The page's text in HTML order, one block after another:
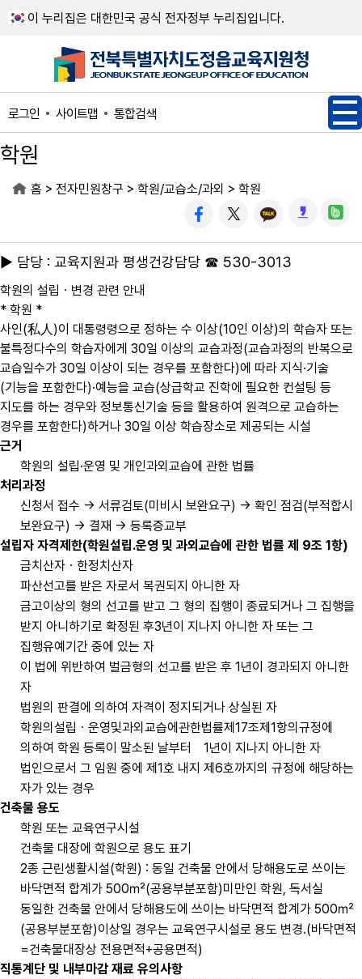
이 누리집은 대한민국 공식 전자정부 누리집입니다.
로그인 사이트맵 통합검색
학원
홈 > 전자민원창구 > 학원/교습소/과외 > 학원
▶ 담당 : 교육지원과 평생건강담당 ☎ 530-3013
학원의 설립ㆍ변경 관련 안내
* 학원 *
사인(私人)이 대통령령으로 정하는 수 이상(10인 이상)의 학습자 또는
불특정다수의 학습자에게 30일 이상의 교습과정(교습과정의 반복으로
교습일수가 30일 이상이 되는 경우를 포함한다)에 따라 지식·기술
(기능을 포함한다)·예능을 교습(상급학교 진학에 필요한 컨설팅 등
지도를 하는 경우와 정보통신기술 등을 활용하여 원격으로 교습하는
경우를 포함한다)하거나 30일 이상 학습장소로 제공되는 시설
근거
학원의 설립·운영 및 개인과외교습에 관한 법률
처리과정
신청서 접수 → 서류검토(미비시 보완요구) → 확인 점검(부적합시
보완요구) → 결재 → 등록증교부
설립자 자격제한(학원설립.운영 및 과외교습에 관한 법률 제 9조 1항)
금치산자ㆍ한정치산자
파산선고를 받은 자로서 복권되지 아니한 자
금고이상의 형의 선고를 받고 그 형의 집행이 종료되거나 그 집행을
받지 아니하기로 확정된 후3년이 지나지 아니한 자 또는 그
집행유예기간 중에 있는 자
이 법에 위반하여 벌금형의 선고를 받은 후 1년이 경과되지 아니한
자
법원의 판결에 의하여 자격이 정지되거나 상실된 자
학원의설립ㆍ운영및과외교습에관한법률제17조제1항의규정에
의하여 학원 등록이 말소된 날부터 1년이 지나지 아니한 자
법인으로서 그 임원 중에 제1호 내지 제6호까지의 규정에 해당하는
자가 있는 경우
건축물 용도
학원 또는 교육연구시설
건축물 대장에 학원으로 용도 표기
2종 근린생활시설(학원) : 동일 건축물 안에서 당해용도로 쓰이는
바닥면적 합계가 500㎡(공용부분포함)미만인 학원, 독서실
동일한 건축물 안에서 당해용도에 쓰이는 바닥면적 합계가 500㎡
(공용부분포함)이상일 경우는 교육연구시설로 용도 변경.(바닥면적
=건축물대장상 전용면적+공용면적)
직통계단 및 내부마감 재료 유의사항